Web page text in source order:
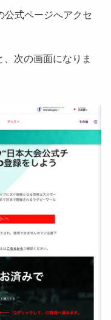
公式ページへアクセ
次の画面になりま